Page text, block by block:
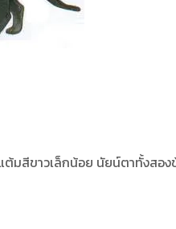
ขาวเล็กน้อย นัยน์ตาทั้งสองข้